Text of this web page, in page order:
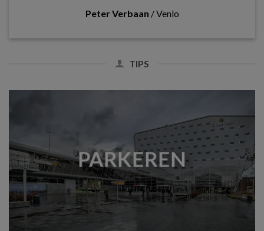
Peter Verbaan /Venlo
TIPS
PARKEREN